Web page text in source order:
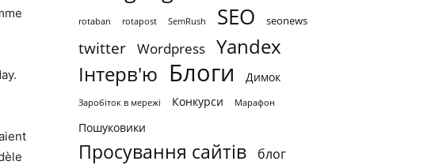
rotaban rotapost SemRush SEO seonews
twitter Wordpress
Yandex
Інтерв'ю Блоги Димок
Заробіток в мережі Конкурси Марафон
Пошуковики
Просування сайтів блог